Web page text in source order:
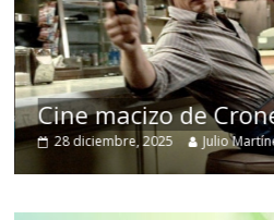
Cine macizo de
28 diciembre, 2025 Julio